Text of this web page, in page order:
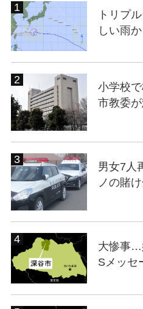
トリプ
しい雨
小学校
市教委
男女7人
ノの賭
大惨事
Sメッセ